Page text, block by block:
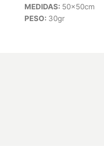
MEDIDAS: 50x50cm
PESO: 30gr